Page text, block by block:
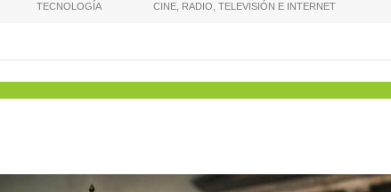
TECNOLOGÍA CINE, RADIO, TELEVISIÓN E INTERNET